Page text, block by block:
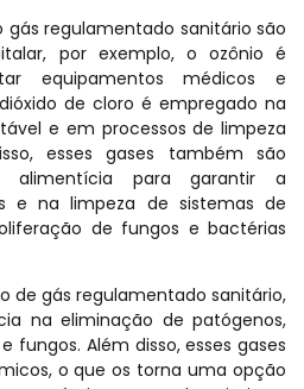
gás regulamentado sanitário são
por exemplo, o ozônio é
equipamentos médicos e
de cloro é empregado na
e em processos de limpeza
esses gases também são
alimentícia para garantir a
e na limpeza de sistemas de
de fungos e bactérias
de gás regulamentado sanitário,
na eliminação de patógenos,
fungos. Além disso, esses gases
o que os torna uma opção